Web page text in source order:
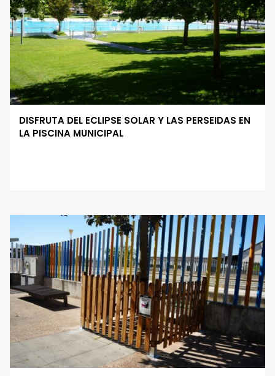
DISFRUTA DEL ECLIPSE SOLAR Y LAS PERSEIDAS EN
LA PISCINA MUNICIPAL